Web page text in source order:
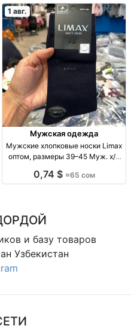
1 авг.
Мужская одежда
Мужские хлопковые носки Limax
оптом, размеры 39–45 Муж. х/б
пар, 65 сом.
0,74 $ ≈65 сом
и базу товаров
Узбекистан